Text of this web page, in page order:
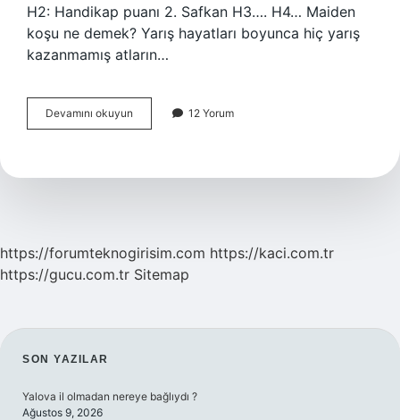
H2: Handikap puanı 2. Safkan H3…. H4… Maiden
koşu ne demek? Yarış hayatları boyunca hiç yarış
kazanmamış atların…
Devamını okuyun
Vade
Demek
12 Yorum
https://forumteknogirisim.com https://kaci.com.tr
https://gucu.com.tr Sitemap
SIDEBAR
SON YAZILAR
Yalova il olmadan nereye bağlıydı ?
Ağustos 9, 2026